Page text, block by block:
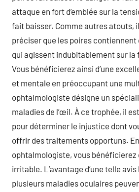
attaque en fort d’emblée sur la
fait baisser. Comme autres atouts,
préciser que les poires
qui agissent indubitablement sur la
Vous bénéficierez ainsi d’une
et mentale en préoccupant une
ophtalmologiste désigne un
maladies de l’œil. À ce trophée, il
pour déterminer le injustice dont
offrir des traitements opportuns.
ophtalmologiste, vous bénéficierez
irritable. L’avantage d’une telle
plusieurs maladies oculaires